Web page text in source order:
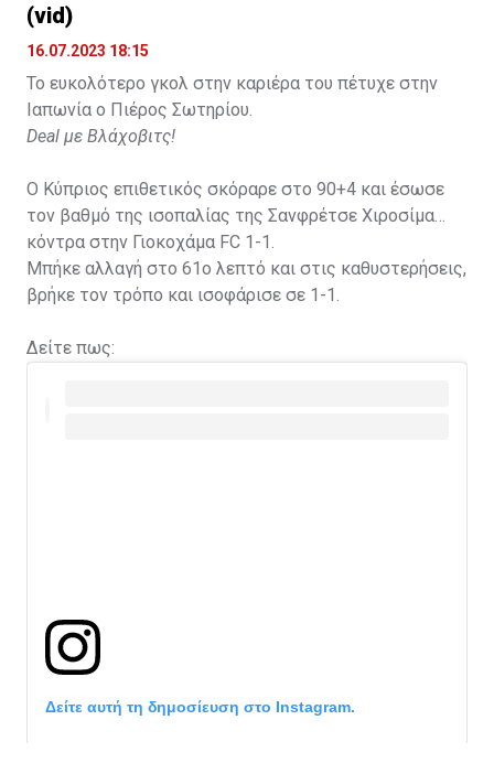
(vid)
16.07.2023 18:15
Το ευκολότερο γκολ στην καριέρα του πέτυχε στην
Ιαπωνία ο Πιέρος Σωτηρίου.
Deal με Βλάχοβιτς!
Ο Κύπριος επιθετικός σκόραρε στο 90+4 και έσωσε
τον βαθμό της ισοπαλίας της Σανφρέτσε Χιροσίμα
κόντρα στην Γιοκοχάμα FC 1-1.
Μπήκε αλλαγή στο 61ο λεπτό και στις καθυστερήσεις,
βρήκε τον τρόπο και ισοφάρισε σε 1-1.
Δείτε πως:
Δείτε αυτή τη δημοσίευση στο Instagram.